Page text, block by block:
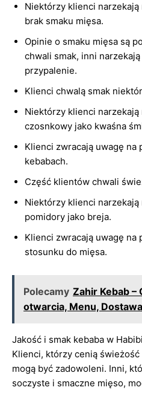
Niektórzy klienci
brak smaku mięsa.
Opinie o smaku mięsa są
chwali smak, inni
przypalenie.
Klienci chwalą smak
Niektórzy klienci narzekają
czosnkowy jako kwaśna
Klienci zwracają uwagę
kebabach.
Część klientów chwali
Niektórzy klienci narzekają
pomidory jako breja.
Klienci zwracają uwagę
stosunku do mięsa.
Polecamy Zahir Kebab –
otwarcia, Menu, Dostawa
Jakość i smak kebaba w
Klienci, którzy cenią świeżość
mogą być zadowoleni. Inni,
soczyste i smaczne mięso,